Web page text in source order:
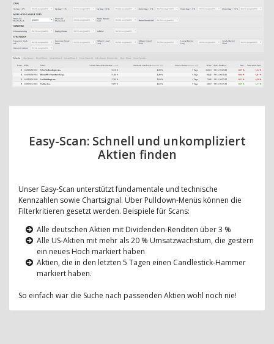
Easy-Scan: Schnell und unkompliziert
Aktien finden
Unser Easy-Scan unterstützt fundamentale und technische
Kennzahlen sowie Chartsignal. Über Pulldown-Menüs können die
Filterkritieren gesetzt werden. Beispiele für Scans:
Alle deutschen Aktien mit Dividenden-Renditen über 3 %
Alle US-Aktien mit mehr als 20 % Umsatzwachstum, die gestern
ein neues Hoch markiert haben
Aktien, die in den letzten 5 Tagen einen Candlestick-Hammer
markiert haben.
So einfach war die Suche nach passenden Aktien wohl noch nie!